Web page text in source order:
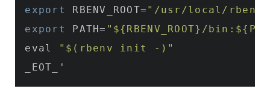
export RBENV_ROOT= "/usr/local/rbenv"
export
PATH= "${RBENV_ROOT}/
eval
"$(rbenv init -)"
_EOT_'